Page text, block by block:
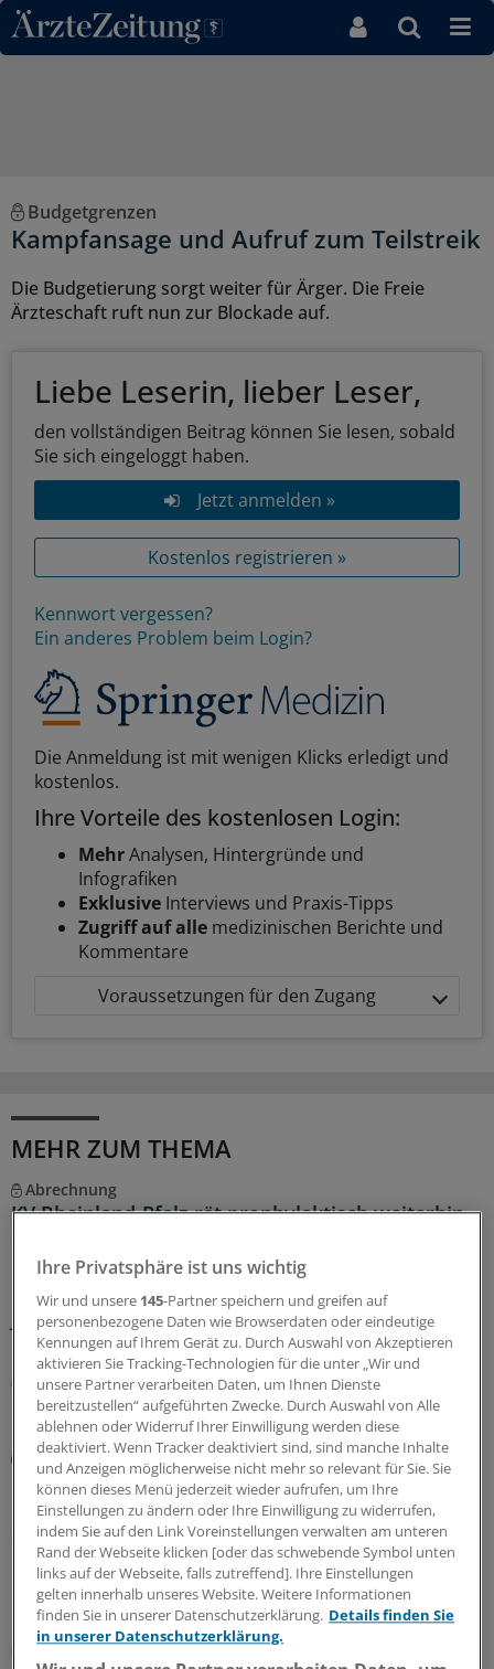
Direkt zum Inhaltsbereich
Budgetgrenzen
Kampfansage und Aufruf zum Teilstreik
Die Budgetierung sorgt weiter für Ärger. Die Freie
Ärzteschaft ruft nun zur Blockade auf.
Liebe Leserin, lieber Leser,
den vollständigen Beitrag können Sie lesen, sobald
Sie sich eingeloggt haben.
Jetzt anmelden »
Kostenlos registrieren »
Kennwort vergessen?
Ein anderes Problem beim Login?
Die Anmeldung ist mit wenigen Klicks erledigt und
kostenlos.
Ihre Vorteile des kostenlosen Login:
MehrAnalysen, Hintergründe und
Infografiken
Exklusive Interviews und Praxis-Tipps
Zugriff auf alle medizinischen Berichte und
Kommentare
Voraussetzungen für den Zugang
MEHR ZUM THEMA
Abrechnung
KV Rheinland-Pfalz rät prophylaktisch weiterhin
Honorar für ePA-Befüllung ist seit August Geschichte.
Nicht so bei den Zahnärzten, die dürfen noch bis
Jahresende. Das wollen KBV und KVen auch erreichen.
Doch hier gilt: Nur wer schreibt, der bleibt!
07.08.2026
Digitaler Check
Honorarabrechnung: Digitale Vorprüfung wird in
Nordrhein rege genutzt
Seit Juni können nun auch Ärztinnen und Ärzte in
Nordrhein ihre Honorarabrechnungen während des
Quartals durchleuchten lassen. In den ersten beiden
Monaten sind über 20.000 Vorprüfungen eingegangen.
05.08.2026
Ihre Privatsphäre ist uns wichtig
Wir und unsere 145-Partner speichern und greifen auf
personenbezogene Daten wie Browserdaten oder eindeutige
Kennungen auf Ihrem Gerät zu. Durch Auswahl von Akzeptieren
aktivieren Sie Tracking-Technologien für die unter „Wir und
unsere Partner verarbeiten Daten, um Ihnen Dienste
bereitzustellen“ aufgeführten Zwecke. Durch Auswahl von Alle
ablehnen oder Widerruf Ihrer Einwilligung werden diese
deaktiviert. Wenn Tracker deaktiviert sind, sind manche Inhalte
und Anzeigen möglicherweise nicht mehr so relevant für Sie. Sie
können dieses Menü jederzeit wieder aufrufen, um Ihre
Einstellungen zu ändern oder Ihre Einwilligung zu widerrufen,
indem Sie auf den Link Voreinstellungen verwalten am unteren
Rand der Webseite klicken [oder das schwebende Symbol unten
links auf der Webseite, falls zutreffend]. Ihre Einstellungen
gelten innerhalb unseres Website. Weitere Informationen
finden Sie in unserer Datenschutzerklärung. Details finden Sie
in unserer Datenschutzerklärung.